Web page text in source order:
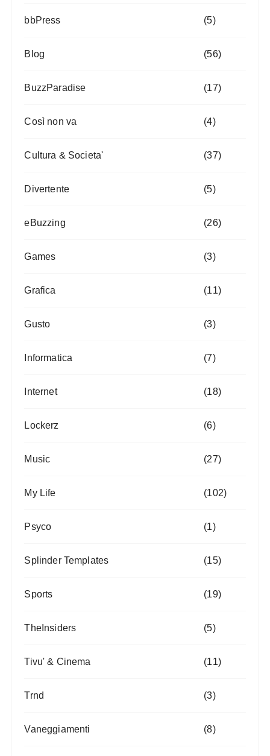
bbPress (5)
Blog (56)
BuzzParadise (17)
Così non va (4)
Cultura & Societa' (37)
Divertente (5)
eBuzzing (26)
Games (3)
Grafica (11)
Gusto (3)
Informatica (7)
Internet (18)
Lockerz (6)
Music (27)
My Life (102)
Psyco (1)
Splinder Templates (15)
Sports (19)
TheInsiders (5)
Tivu' & Cinema (11)
Trnd (3)
Vaneggiamenti (8)